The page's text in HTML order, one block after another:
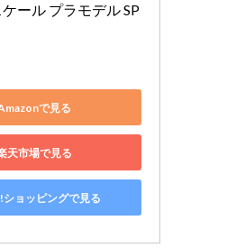
ール プラモデル SP
で見る
天市場で見る
ョッピングで見る